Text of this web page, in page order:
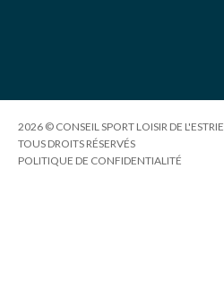
2026 © CONSEIL SPORT LOISIR DE L'ESTRIE
TOUS DROITS RÉSERVÉS
POLITIQUE DE CONFIDENTIALITÉ